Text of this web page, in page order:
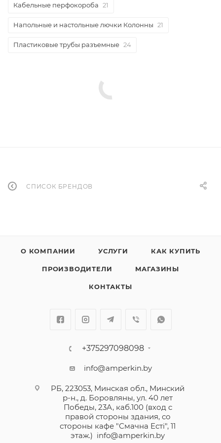
Кабельные перфокороба 21
Напольные и настольные лючки Колонны 21
Пластиковые трубы разъемные 24
СПИСОК БРЕНДОВ
О КОМПАНИИ УСЛУГИ КАК КУПИТЬ
ПРОИЗВОДИТЕЛИ МАГАЗИНЫ
КОНТАКТЫ
+375297098098
info@amperkin.by
РБ, 223053, Минская обл., Минский
р-н., д. Боровляны, ул. 40 лет
Победы, 23А, каб.100 (вход с
правой стороны здания, со
стороны кафе "Смачна Естi", 11
этаж.) info@amperkin.by